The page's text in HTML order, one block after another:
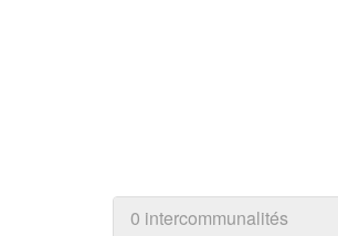
0 intercommunalités